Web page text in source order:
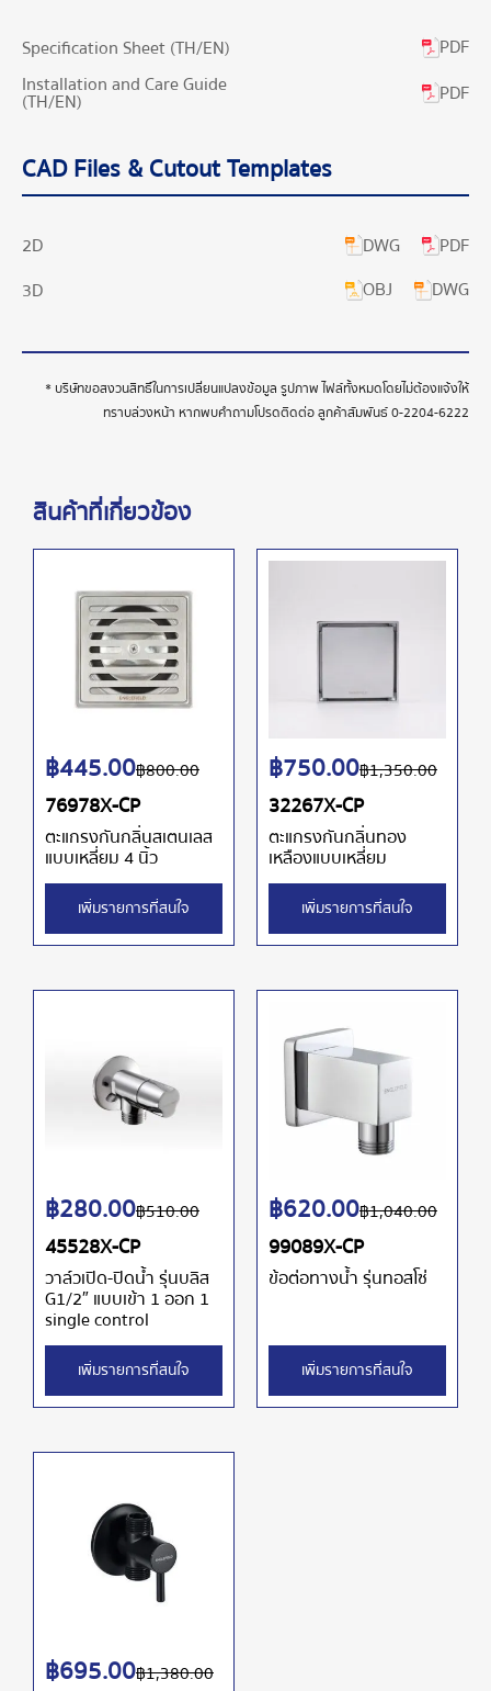
Specification Sheet (TH/EN)
PDF
Installation and Care Guide
(TH/EN) PDF
CAD Files & Cutout Templates
2D DWG
PDF
3D
OBJ DWG
* บริษัทขอสงวนสิทธิ์ในการเปลี่ยนแปลงข้อมูล รูปภาพ ไฟล์ทั้งหมดโดยไม่ต้องแจ้งให้
ทราบล่วงหน้า หากพบคำถามโปรดติดต่อ ลูกค้าสัมพันธ์0-2204-6222
สินค้าที่เกี่ยวข้อง
76978X-CP
ตะแกรงกันกลิ่นสเตนเลส
แบบเหลี่ยม 4 นิ้ว
฿800.00
฿445.00
เพิ่มรายการที่สนใจ
32267X-CP
ตะแกรงกันกลิ่นทอง
เหลืองแบบเหลี่ยม
฿1,350.00
฿750.00
เพิ่มรายการที่สนใจ
45528X-CP
วาล์วเปิด-ปิดน้ำ รุ่นบลิส
G1/2″ แบบเข้า 1 ออก 1
single control
฿510.00
฿280.00
เพิ่มรายการที่สนใจ
99089X-CP
ข้อต่อทางน้ำ รุ่นทอสโซ่
฿1,040.00
฿620.00
เพิ่มรายการที่สนใจ
฿1,380.00
฿695.00